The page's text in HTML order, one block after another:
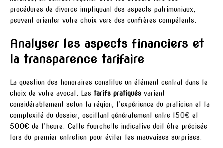
procédures de divorce impliquant des aspects patrimoniaux,
peuvent orienter votre choix vers des confrères compétents.
Analyser les aspects financiers et
la transparence tarifaire
La question des honoraires constitue un élément central dans le
choix de votre avocat. Les tarifs pratiqués varient
considérablement selon la région, l’expérience du praticien et la
complexité du dossier, oscillant généralement entre 150€ et
500€ de l’heure. Cette fourchette indicative doit être précisée
lors du premier entretien pour éviter les mauvaises surprises.